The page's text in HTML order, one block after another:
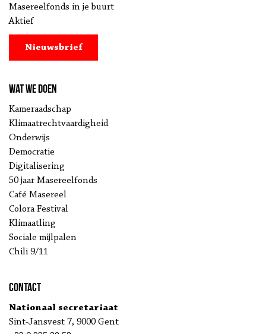
Masereelfonds in je buurt
Aktief
Nieuwsbrief
Wat we doen
Kameraadschap
Klimaatrechtvaardigheid
Onderwijs
Democratie
Digitalisering
50 jaar Masereelfonds
Café Masereel
Colora Festival
Klimaatling
Sociale mijlpalen
Chili 9/11
Contact
Nationaal secretariaat
Sint-Jansvest 7, 9000 Gent